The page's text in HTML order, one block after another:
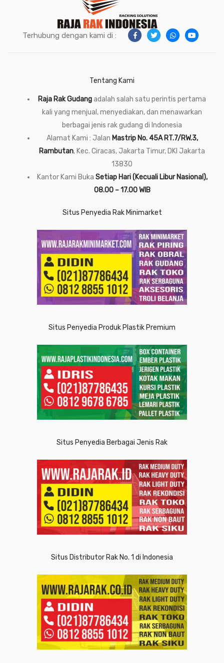
Terhubung dengan kami di :
Tentang Kami
Raja Rak Gudangadalah salah satu perintis pertama
kali yang menjual, menyediakan, dan menawarkan
berbagai jenis rak gudang di Indonesia
Alamat Kami : Jalan Mastrip No. 45A RT.7/RW.3,
Rambutan, Kec. Ciracas, Jakarta Timur, DKI Jakarta
13830
Kantor Kami Buka Setiap Hari (Kecuali Libur Nasional),
08.00 – 17.00 WIB
Situs Penyedia Rak Minimarket
Situs Penyedia Produk Plastik Premium
Situs Penyedia Berbagai Jenis Rak
Situs Distributor Rak No. 1 di Indonesia